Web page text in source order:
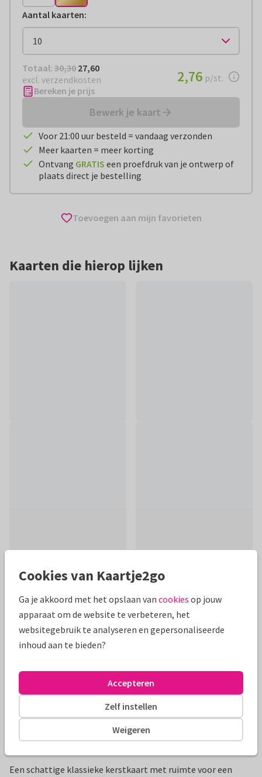
Aantal kaarten:
Totaal: € 27,60
Totaal: 30,30 27,60
excl. verzendkosten
€ 2,76per stuk
2,76 p/st.
Bereken je prijs
Bewerk je kaart
Voor 21:00 uur besteld = vandaag verzonden
Meer kaarten = meer korting
Ontvang GRATIS een proefdruk van je ontwerp of
plaats direct je bestelling
Toevoegen aan mijn favorieten
Kaarten die hierop lijken
Mooie extra's bij je kaart
Een schattige klassieke kerstkaart met ruimte voor een
Cookies van Kaartje2go
Ga je akkoord met het opslaan van cookies op jouw
apparaat om de website te verbeteren, het
websitegebruik te analyseren en gepersonaliseerde
inhoud aan te bieden?
Weigeren
Zelf instellen
Accepteren